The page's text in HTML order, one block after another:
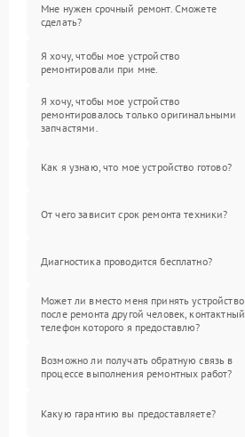
Мне нужен срочный ремонт. Сможете
сделать?
Я хочу, чтобы мое устройство
ремонтировали при мне.
Я хочу, чтобы мое устройство
ремонтировалось только оригинальными
запчастями.
Как я узнаю, что мое устройство готово?
От чего зависит срок ремонта техники?
Диагностика проводится бесплатно?
Может ли вместо меня принять устройство
после ремонта другой человек, контактный
телефон которого я предоставлю?
Возможно ли получать обратную связь в
процессе выполнения ремонтных работ?
Какую гарантию вы предоставляете?